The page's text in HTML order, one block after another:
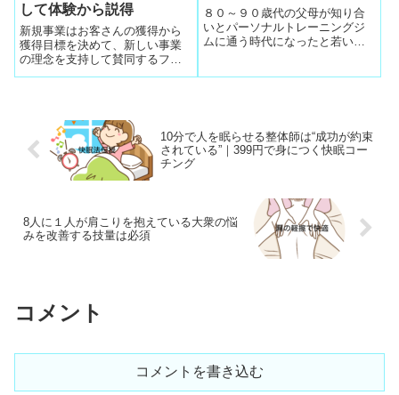
して体験から説得
新規事業はお客さんの獲得から
獲得目標を決めて、新しい事業
の理念を支持して賛同するファ
ン客を最低目標数を獲得する説
あれば患なしへ応用して体験か
ら説得力を鍛える
８０～９０歳代の父母が知り合
いとパーソナルトレーニングジ
ムに通う時代になったと若い人
10分で人を眠らせる整体師は“成功が約束
されている”｜399円で身につく快眠コー
チング
8人に１人が肩こりを抱えている大衆の悩
みを改善する技量は必須
コメント
コメントを書き込む